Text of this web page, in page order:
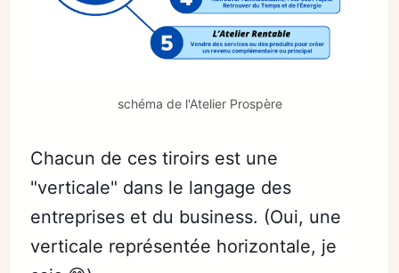
schéma de l'Atelier Prospère
Chacun de ces tiroirs est une
"verticale" dans le langage des
entreprises et du business. (Oui, une
verticale représentée horizontale, je